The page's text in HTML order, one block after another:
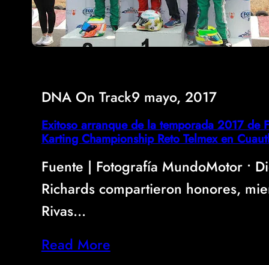
DNA On Track9 mayo, 2017
Exitoso arranque de la temporada 2017 de
Karting Championship Reto Telmex en
Fuente | Fotografía MundoMotor •
Richards compartieron honores,
Rivas…
Read More